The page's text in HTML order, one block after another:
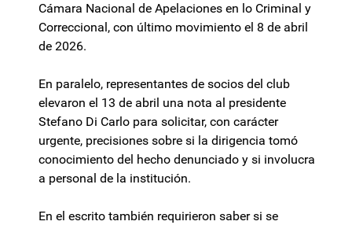
Cámara Nacional de Apelaciones en lo Criminal y
Correccional, con último movimiento el 8 de abril
de 2026.
En paralelo, representantes de socios del club
elevaron el 13 de abril una nota al presidente
Stefano Di Carlo para solicitar, con carácter
urgente, precisiones sobre si la dirigencia tomó
conocimiento del hecho denunciado y si involucra
a personal de la institución.
En el escrito también requirieron saber si se